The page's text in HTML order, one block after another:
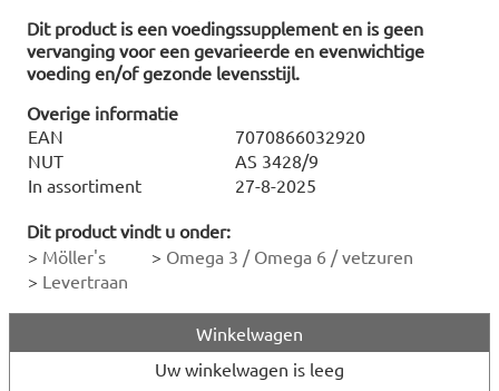
Dit product is een voedingssupplement en is geen
vervanging voor een gevarieerde en evenwichtige
voeding en/of gezonde levensstijl.
Overige informatie
EAN
7070866032920
NUT
AS 3428/9
In assortiment
27-8-2025
Dit product vindt u onder:
> Möller's > Omega 3 / Omega 6 / vetzuren
> Levertraan
Winkelwagen
Uw winkelwagen is leeg